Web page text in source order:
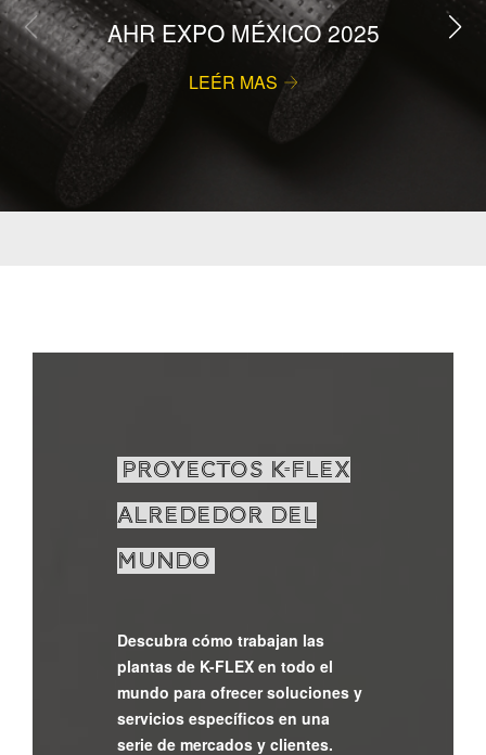
AHR EXPO MÉXICO 2025
LEÉR MAS
PROYECTOS K-FLEX
ALREDEDOR DEL
MUNDO
Descubra cómo trabajan las
plantas de K-FLEX en todo el
mundo para ofrecer soluciones y
servicios específicos en una
serie de mercados y clientes.